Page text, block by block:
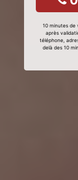
10 minutes de
après
téléphone,
delà des 10